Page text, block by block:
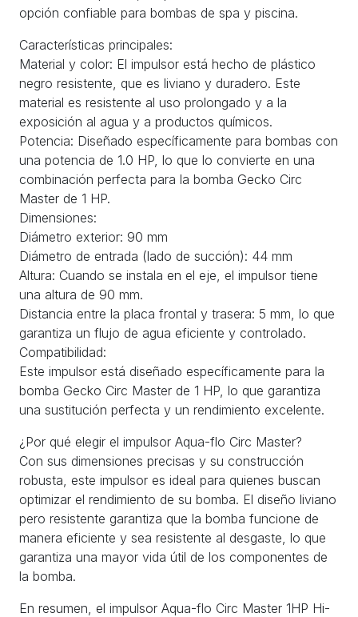
opción confiable para bombas de spa y piscina.
Características principales:
Material y color: El impulsor está hecho de plástico
negro resistente, que es liviano y duradero. Este
material es resistente al uso prolongado y a la
exposición al agua y a productos químicos.
Potencia: Diseñado específicamente para bombas con
una potencia de 1.0 HP, lo que lo convierte en una
combinación perfecta para la bomba Gecko Circ
Master de 1 HP.
Dimensiones:
Diámetro exterior: 90 mm
Diámetro de entrada (lado de succión): 44 mm
Altura: Cuando se instala en el eje, el impulsor tiene
una altura de 90 mm.
Distancia entre la placa frontal y trasera: 5 mm, lo que
garantiza un flujo de agua eficiente y controlado.
Compatibilidad:
Este impulsor está diseñado específicamente para la
bomba Gecko Circ Master de 1 HP, lo que garantiza
una sustitución perfecta y un rendimiento excelente.
¿Por qué elegir el impulsor Aqua-flo Circ Master?
Con sus dimensiones precisas y su construcción
robusta, este impulsor es ideal para quienes buscan
optimizar el rendimiento de su bomba. El diseño liviano
pero resistente garantiza que la bomba funcione de
manera eficiente y sea resistente al desgaste, lo que
garantiza una mayor vida útil de los componentes de
la bomba.
En resumen, el impulsor Aqua-flo Circ Master 1HP Hi-